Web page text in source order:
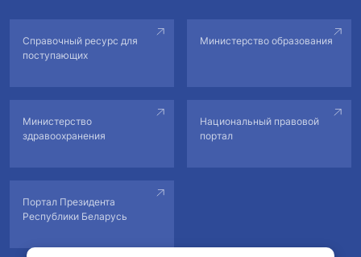
Справочный ресурс для
поступающих
Министерство образования
Министерство
здравоохранения
Национальный правовой
портал
Портал Президента
Республики Беларусь